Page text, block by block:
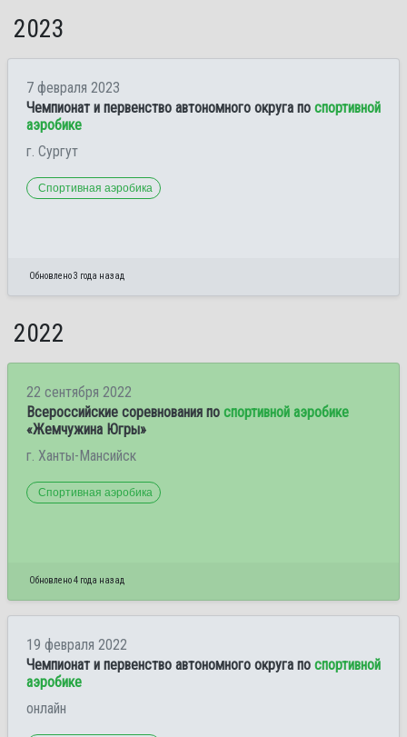
2023
7 февраля 2023
Чемпионат и первенство автономного округа по спортивной
аэробике
г. Сургут
Спортивная аэробика
Обновлено 3 года назад
2022
22 сентября 2022
Всероссийские соревнования по спортивной аэробике
«Жемчужина Югры»
г. Ханты-Мансийск
Спортивная аэробика
Обновлено 4 года назад
19 февраля 2022
Чемпионат и первенство автономного округа по спортивной
аэробике
онлайн